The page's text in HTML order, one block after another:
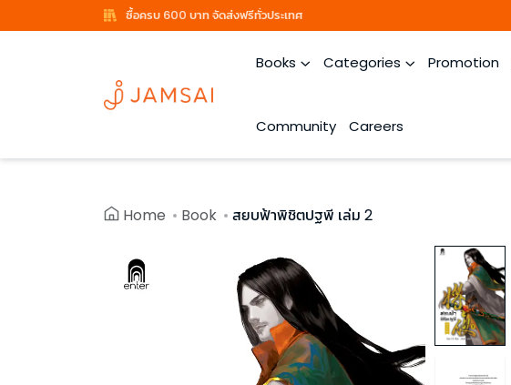
ซื้อครบ 600 บาท จัดส่งฟรีทั่วประเทศ
Books Categories Promotion
Community Careers
Home Book สยบฟ้าพิชิตปฐพี เล่ม 2